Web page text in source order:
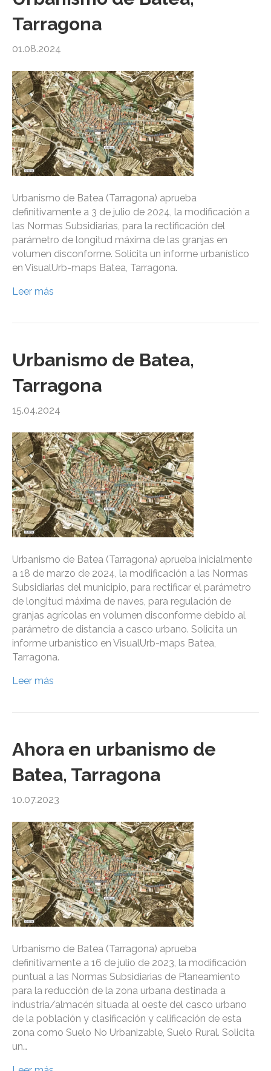
Tarragona
01.08.2024
Urbanismo de Batea (Tarragona) aprueba
definitivamente a 3 de julio de 2024, la modificación a
las Normas Subsidiarias, para la rectificación del
parámetro de longitud máxima de las granjas en
volumen disconforme. Solicita un informe urbanístico
en VisualUrb-maps Batea, Tarragona.
Leer más
Urbanismo de Batea,
Tarragona
15.04.2024
Urbanismo de Batea (Tarragona) aprueba inicialmente
a 18 de marzo de 2024, la modificación a las Normas
Subsidiarias del municipio, para rectificar el parámetro
de longitud máxima de naves, para regulación de
granjas agrícolas en volumen disconforme debido al
parámetro de distancia a casco urbano. Solicita un
informe urbanístico en VisualUrb-maps Batea,
Tarragona.
Leer más
Ahora en urbanismo de
Batea, Tarragona
10.07.2023
Urbanismo de Batea (Tarragona) aprueba
definitivamente a 16 de julio de 2023, la modificación
puntual a las Normas Subsidiarias de Planeamiento
para la reducción de la zona urbana destinada a
industria/almacén situada al oeste del casco urbano
de la población y clasificación y calificación de esta
zona como Suelo No Urbanizable, Suelo Rural. Solicita
un…